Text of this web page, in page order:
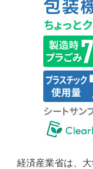
経済産業省は、大